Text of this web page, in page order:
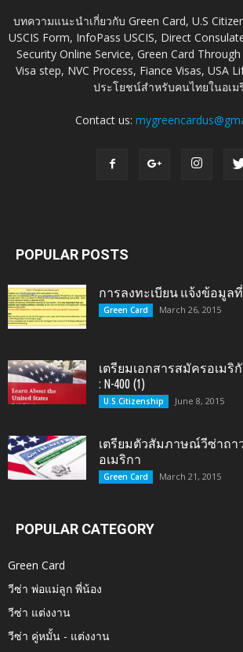
บทความแนะนำเกี่ยวกับ Green Card, U.S
USCIS Form, InfoPass USCIS, Direct
Security Online Service, Green Card
Visa step, NVC Process, Fiance Visas, USA
ประโยชน์สำหรับคนไทยในอเม
Contact us:
POPULAR POSTS
การลงทะเบียน แจ้งข้อมูลที่
Green Card March 26, 2015
เตรียมเอกสารสมัครอเมริกั
: N-400 (1)
U.S.Citizenship June 8, 2015
เตรียมตัวสัมภาษณ์วีซ่าถาวร
อเมริกา
Green Card March 21, 2015
POPULAR CATEGORY
Green Card
วีซ่า พ่อแม่ลูก พี่น้อง
วีซ่า แต่งงาน
วีซ่า คู่หมั้น - แต่งงาน